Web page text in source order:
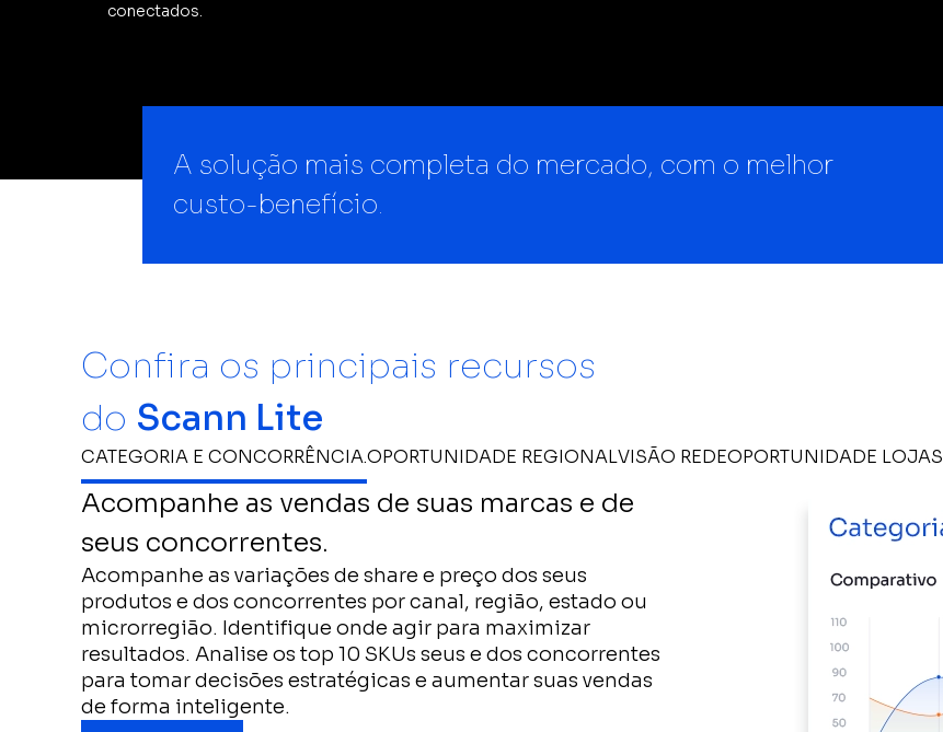
conectados.
A solução mais completa do mercado, com o melhor
custo-benefício.
Confira os principais recursos
do Scann Lite
CATEGORIA E CONCORRÊNCIA.OPORTUNIDADE REGIONALVISÃO REDEOPORTUNIDADE LOJAS
Acompanhe as vendas de suas marcas e de
seus concorrentes.
Acompanhe as variações de share e preço dos seus
produtos e dos concorrentes por canal, região, estado ou
microrregião. Identifique onde agir para maximizar
resultados. Analise os top 10 SKUs seus e dos concorrentes
para tomar decisões estratégicas e aumentar suas vendas
de forma inteligente.